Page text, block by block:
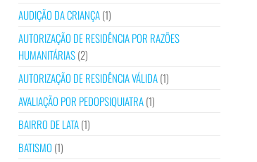
AUDIÇÃO DA CRIANÇA(1)
AUTORIZAÇÃO DE RESIDÊNCIA POR RAZÕES
HUMANITÁRIAS(2)
AUTORIZAÇÃO DE RESIDÊNCIA VÁLIDA(1)
AVALIAÇÃO POR PEDOPSIQUIATRA(1)
BAIRRO DE LATA(1)
BATISMO (1)